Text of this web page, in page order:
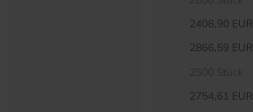
2408,90 EUR
2866,59 EUR
2754,61 EUR